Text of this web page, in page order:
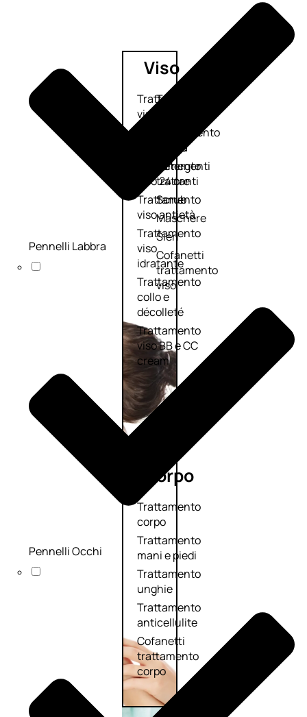
Viso
Trattamento
viso giorno
Trattamento
viso notte
Trattamento
viso 24 ore
Trattamento
viso antietà
Trattamento
viso
idratante
Trattamento
collo e
décolleté
Trattamento
viso BB e CC
cream
Trattamento
Trattamento
labbra
Detergenti
trattanti
Scrub
Maschere
Sieri
Cofanetti
trattamento
viso
Corpo
Trattamento
corpo
Trattamento
mani e piedi
Trattamento
unghie
Trattamento
anticellulite
Cofanetti
trattamento
corpo
Pennelli Labbra
Pennelli Occhi